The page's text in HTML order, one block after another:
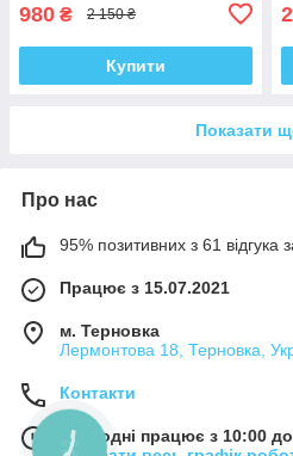
980 ₴ 2 150 ₴
Купити
Показати
Про нас
95% позитивних з 61 відгука
Працює з 15.07.2021
м. Терновка
Лермонтова 18, Терновка,
Контакти
Сьогодні працює з 10:00
КНОПКА
ЗВ'ЯЗКУ